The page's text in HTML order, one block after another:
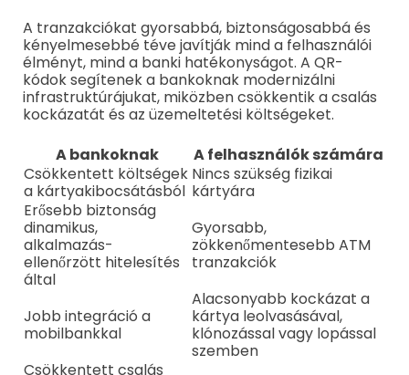
A tranzakciókat gyorsabbá, biztonságosabbá és
kényelmesebbé téve javítják mind a felhasználói
élményt, mind a banki hatékonyságot. A QR-
kódok segítenek a bankoknak modernizálni
infrastruktúrájukat, miközben csökkentik a csalás
kockázatát és az üzemeltetési költségeket.
A bankoknak
A felhasználók számára
Csökkentett költségek
a kártyakibocsátásból
Nincs szükség fizikai
kártyára
Erősebb biztonság
dinamikus,
alkalmazás-
ellenőrzött hitelesítés
által
Gyorsabb,
zökkenőmentesebb ATM
tranzakciók
Jobb integráció a
mobilbankkal
Alacsonyabb kockázat a
kártya leolvasásával,
klónozással vagy lopással
szemben
Csökkentett csalás